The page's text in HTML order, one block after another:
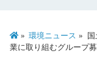
環境ニュース
業に取り組むグループ